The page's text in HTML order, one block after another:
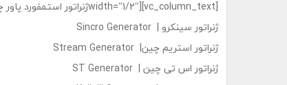
width=”1/2″][vc_column_text]ژنراتور استمفورد پاور چینی | Stamford Power Generator
ژنراتور سینکرو | Sincro Generator
ژنراتور استریم چین| Stream Generator
ژنراتور اس تی چین | ST Generator